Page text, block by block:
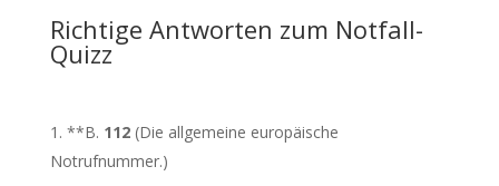
Richtige Antworten zum Notfall-
Quizz
**B. 112(Die allgemeine europäische
Notrufnummer.)